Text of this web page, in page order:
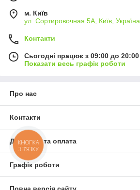
м. Київ
ул. Сортировочная 5А, Київ, Україна
Контакти
Сьогодні працює з 09:00 до 20:00
Показати весь графік роботи
Про нас
Контакти
Доставка та оплата
Графік роботи
Повна версія сайту
КНОПКА
ЗВ'ЯЗКУ